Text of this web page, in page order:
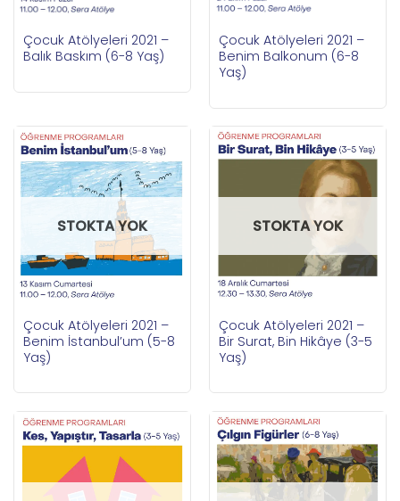
Çocuk Atölyeleri 2021 –
Balık Baskım (6-8 Yaş)
Çocuk Atölyeleri 2021 –
Benim Balkonum (6-8
Yaş)
STOKTA YOK
Çocuk Atölyeleri 2021 –
Benim İstanbul’um (5-8
Yaş)
STOKTA YOK
Çocuk Atölyeleri 2021 –
Bir Surat, Bin Hikâye (3-5
Yaş)